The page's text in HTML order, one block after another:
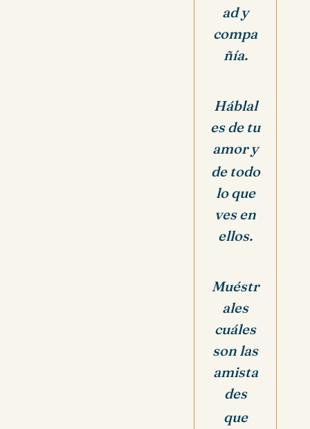
ad y
compa
ñía.
Háblal
es de tu
amor y
de todo
lo que
ves en
ellos.
Muéstr
ales
cuáles
son las
amista
des
que